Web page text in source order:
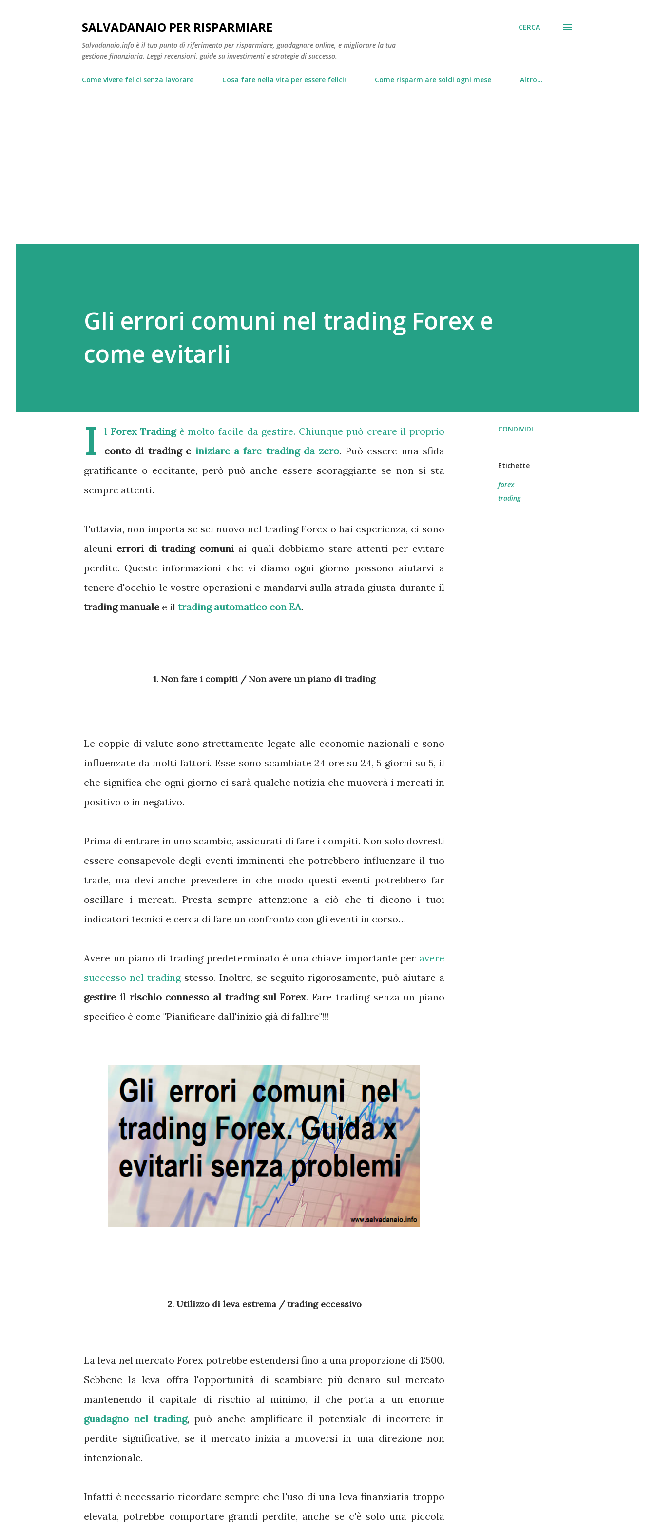
SALVADANAIO PER RISPARMIARE
Salvadanaio.info è il tuo punto di riferimento per risparmiare, guadagnare online, e migliorare la tua
gestione finanziaria. Leggi recensioni, guide su investimenti e strategie di successo.
CERCA
Come vivere felici senza lavorare Cosa fare nella vita per essere felici! Come risparmiare soldi ogni mese Altro…
Gli errori comuni nel trading Forex e
come evitarli
I l Forex Tradingè molto facile da gestire. Chiunque può creare il proprio
conto di trading e iniziare a fare trading da zero. Può essere una sfida
gratificante o eccitante, però può anche essere scoraggiante se non si sta
sempre attenti.
Tuttavia, non importa se sei nuovo nel trading Forex o hai esperienza, ci sono
alcuni errori di trading comuni ai quali dobbiamo stare attenti per evitare
perdite. Queste informazioni che vi diamo ogni giorno possono aiutarvi a
tenere d'occhio le vostre operazioni e mandarvi sulla strada giusta durante il
trading manuale e il trading automatico con EA.
1. Non fare i compiti / Non avere un piano di trading
Le coppie di valute sono strettamente legate alle economie nazionali e sono
influenzate da molti fattori. Esse sono scambiate 24 ore su 24, 5 giorni su 5, il
che significa che ogni giorno ci sarà qualche notizia che muoverà i mercati in
positivo o in negativo.
Prima di entrare in uno scambio, assicurati di fare i compiti. Non solo dovresti
essere consapevole degli eventi imminenti che potrebbero influenzare il tuo
trade, ma devi anche prevedere in che modo questi eventi potrebbero far
oscillare i mercati. Presta sempre attenzione a ciò che ti dicono i tuoi
indicatori tecnici e cerca di fare un confronto con gli eventi in corso…
Avere un piano di trading predeterminato è una chiave importante per avere
successo nel tradingstesso. Inoltre, se seguito rigorosamente, può aiutare a
gestire il rischio connesso al trading sul Forex. Fare trading senza un piano
specifico è come "Pianificare dall'inizio già di fallire"!!!
2. Utilizzo di leva estrema / trading eccessivo
La leva nel mercato Forex potrebbe estendersi fino a una proporzione di 1:500.
Sebbene la leva offra l'opportunità di scambiare più denaro sul mercato
mantenendo il capitale di rischio al minimo, il che porta a un enorme
guadagno nel trading, può anche amplificare il potenziale di incorrere in
perdite significative, se il mercato inizia a muoversi in una direzione non
intenzionale.
Infatti è necessario ricordare sempre che l'uso di una leva finanziaria troppo
elevata, potrebbe comportare grandi perdite, anche se c'è solo una piccola
CONDIVIDI
Etichette
forex
trading